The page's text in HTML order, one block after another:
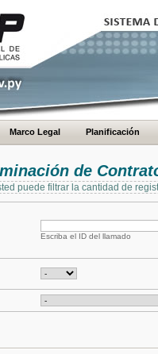
Marco Legal Planificación
de
puede filtrar la cantidad de
Escriba el ID del llamado